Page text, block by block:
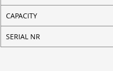
CAPACITY
SERIAL NR